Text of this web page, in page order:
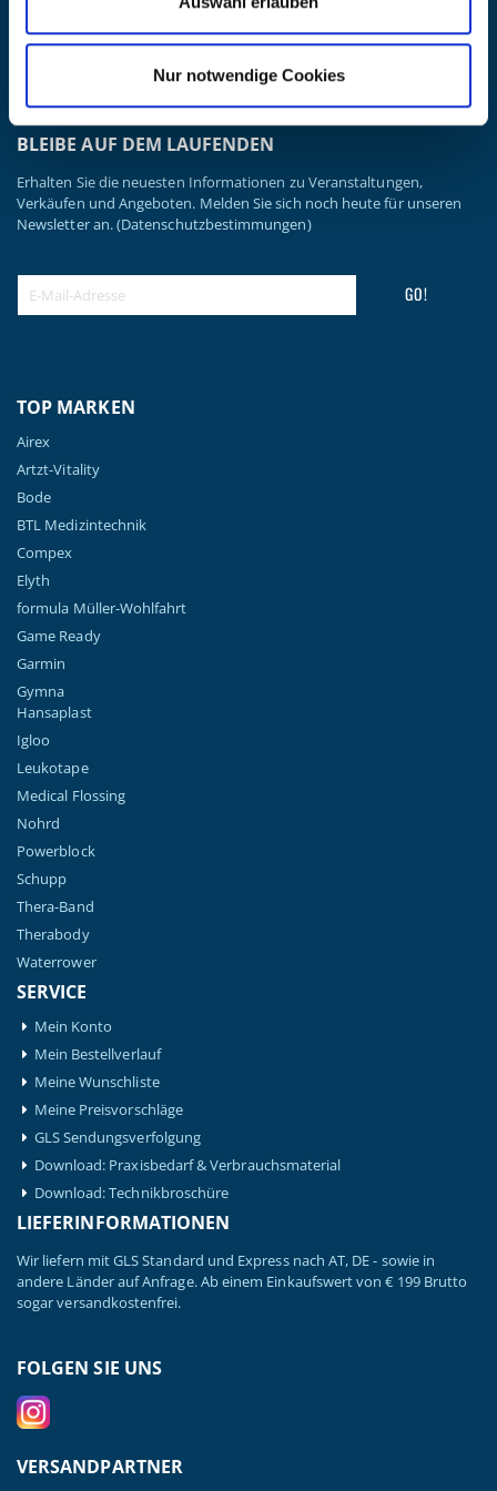
Nur notwendige Cookies
Zahlungsbedingungen
Widerrufsbelehrung
Batterieentsorgung & Entsorgung Elektrogeräte
BLEIBE AUF DEM LAUFENDEN
Erhalten Sie die neuesten Informationen zu Veranstaltungen,
Verkäufen und Angeboten. Melden Sie sich noch heute für unseren
Newsletter an.(Datenschutzbestimmungen)
GO!
TOP MARKEN
Airex
Artzt-Vitality
Bode
BTL Medizintechnik
Compex
Elyth
formula Müller-Wohlfahrt
Game Ready
Garmin
Gymna
Hansaplast
Igloo
Leukotape
Medical Flossing
Nohrd
Powerblock
Schupp
Thera-Band
Therabody
Waterrower
SERVICE
Mein Konto
Mein Bestellverlauf
Meine Wunschliste
Meine Preisvorschläge
GLS Sendungsverfolgung
Download: Praxisbedarf & Verbrauchsmaterial
Download: Technikbroschüre
LIEFERINFORMATIONEN
Wir liefern mit GLS Standard und Express nach AT, DE - sowie in
andere Länder auf Anfrage. Ab einem Einkaufswert von € 199 Brutto
sogar versandkostenfrei.
FOLGEN SIE UNS
VERSANDPARTNER